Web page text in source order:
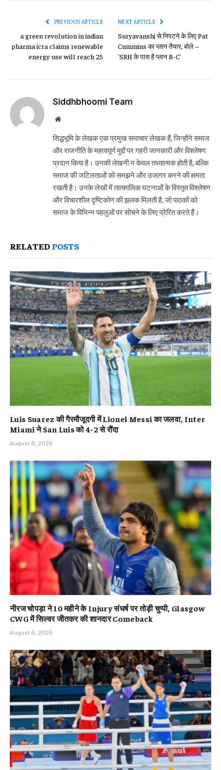
PREVIOUS ARTICLE
a green revolution in indian
pharma icra claims renewable
energy use will reach 25
NEXT ARTICLE
Suryavanshi से निपटने के लिए Pat
Cummins का प्लान तैयार, बोले –
'SRH के पास है प्लान B-C'
Siddhbhoomi Team
Website
सिद्धभूमि के लेखक एक प्रमुख समाचार लेखक हैं, जिन्होंने समाज
और राजनीति के महत्वपूर्ण मुद्दों पर गहरी जानकारी और विश्लेषण
प्रदान किया है। उनकी लेखनी न केवल तथ्यात्मक होती है, बल्कि
समाज की जटिलताओं को समझने और उजागर करने की क्षमता
रखती है। उनके लेखों में तात्कालिक घटनाओं के विस्तृत विश्लेषण
और विचारशील दृष्टिकोण की झलक मिलती है, जो पाठकों को
समाज के विभिन्न पहलुओं पर सोचने के लिए प्रेरित करते हैं।
RELATED POSTS
Luis Suarez की गैरमौजूदगी में Lionel Messi का जलवा, Inter
Miami ने San Luis को 4-2 से रौंदा
August 6, 2026
नीरज चोपड़ा ने 10 महीने के Injury संघर्ष पर तोड़ी चुप्पी, Glasgow
CWG में सिल्वर जीतकर की शानदार Comeback
August 6, 2026